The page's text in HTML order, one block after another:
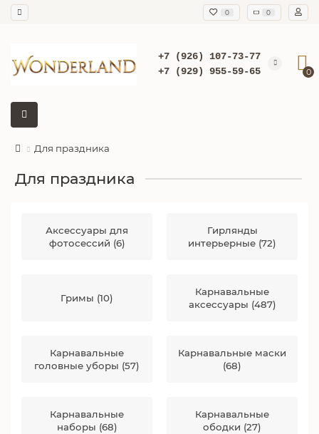
0 0
+7 (926) 107-73-77
+7 (929) 955-59-65
0
Для праздника
Для праздника
Аксессуары для
фотосессий (6)
Гирлянды
интерьерные (72)
Гримы (10)
Карнавальные
аксессуары (487)
Карнавальные
головные уборы (57)
Карнавальные маски
(68)
Карнавальные
наборы (68)
Карнавальные
ободки (27)